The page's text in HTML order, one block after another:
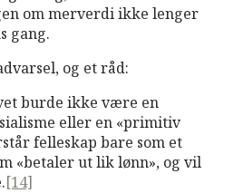
om merverdi ikke lenger
gang.
og et råd:
burde ikke være en
eller en «primitiv
felleskap bare som et
«betaler ut lik lønn», og vil
[14]